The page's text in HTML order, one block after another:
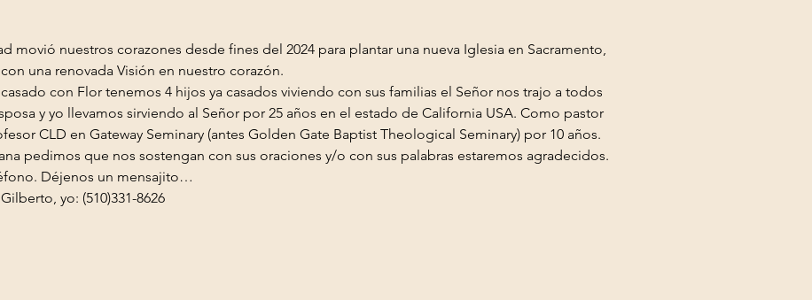
movió nuestros corazones desde fines del 2024 para plantar una nueva Iglesia en Sacramento,
una renovada Visión en nuestro corazón.
con Flor tenemos 4 hijos ya casados viviendo con sus familias el Señor nos trajo a todos
y yo llevamos sirviendo al Señor por 25 años en el estado de California USA. Como pastor
CLD en Gateway Seminary (antes Golden Gate Baptist Theological Seminary) por 10 años.
pedimos que nos sostengan con sus oraciones y/o con sus palabras estaremos agradecidos.
Déjenos un mensajito…
yo: (510)331-8626